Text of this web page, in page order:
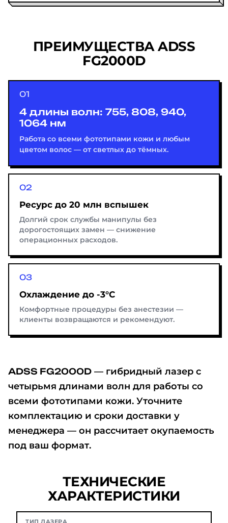
ПРЕИМУЩЕСТВА ADSS
FG2000D
4 длины волн: 755, 808, 940,
1064 нм
Работа со всеми фототипами кожи и любым
цветом волос — от светлых до тёмных.
Ресурс до 20 млн вспышек
Долгий срок службы манипулы без
дорогостоящих замен — снижение
операционных расходов.
Охлаждение до -3°C
Комфортные процедуры без анестезии —
клиенты возвращаются и рекомендуют.
ADSS FG2000D — гибридный лазер с
четырьмя длинами волн для работы со
всеми фототипами кожи. Уточните
комплектацию и сроки доставки у
менеджера — он рассчитает окупаемость
под ваш формат.
ТЕХНИЧЕСКИЕ
ХАРАКТЕРИСТИКИ
ТИП ЛАЗЕРА